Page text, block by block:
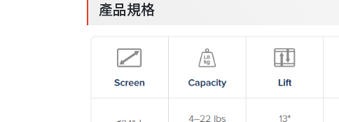
產品規格